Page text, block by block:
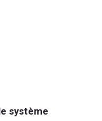
système